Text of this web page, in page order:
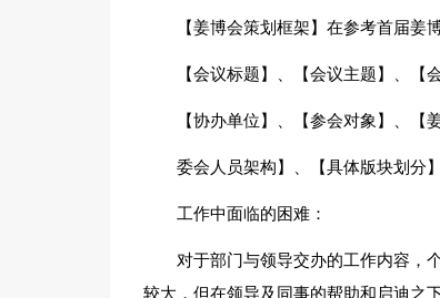
【姜博会策划框架】在参考首届姜
【会议标题】、【会议主题】、【
【协办单位】、【参会对象】、【
委会人员架构】、【具体版块划分
工作中面临的困难：
对于部门与领导交办的工作内容，
较大，但在领导及同事的帮助和启迪之